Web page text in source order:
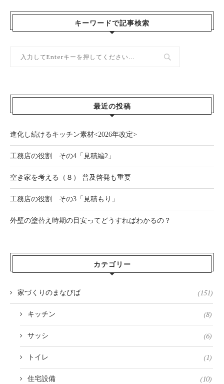
キーワードで記事検索
最近の投稿
進化し続けるキッチン素材<2026年改定>
工務店の役割 その4「見積編2」
空き家を考える（８） 普及啓発も重要
工務店の役割 その3「見積もり」
外壁の塗替え時期の目安ってどうすればわかるの？
カテゴリー
家づくりのまなびば (151)
キッチン (8)
サッシ (6)
トイレ (1)
住宅設備 (10)